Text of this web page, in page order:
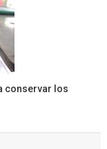
conservar los